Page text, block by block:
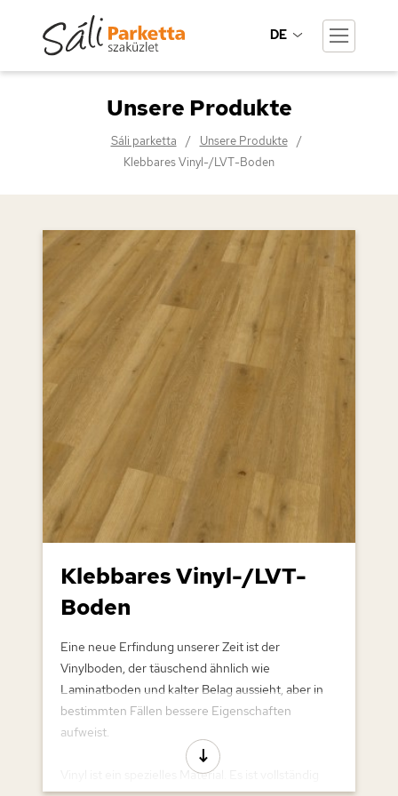
DE
Unsere Produkte
Sáli parketta
Unsere Produkte
Klebbares Vinyl-/LVT-Boden
Klebbares Vinyl-/LVT-
Boden
Eine neue Erfindung unserer Zeit ist der
Vinylboden, der täuschend ähnlich wie
Laminatboden und kalter Belag aussieht, aber in
bestimmten Fällen bessere Eigenschaften
aufweist.
Vinyl ist ein spezielles Material. Es ist vollständig